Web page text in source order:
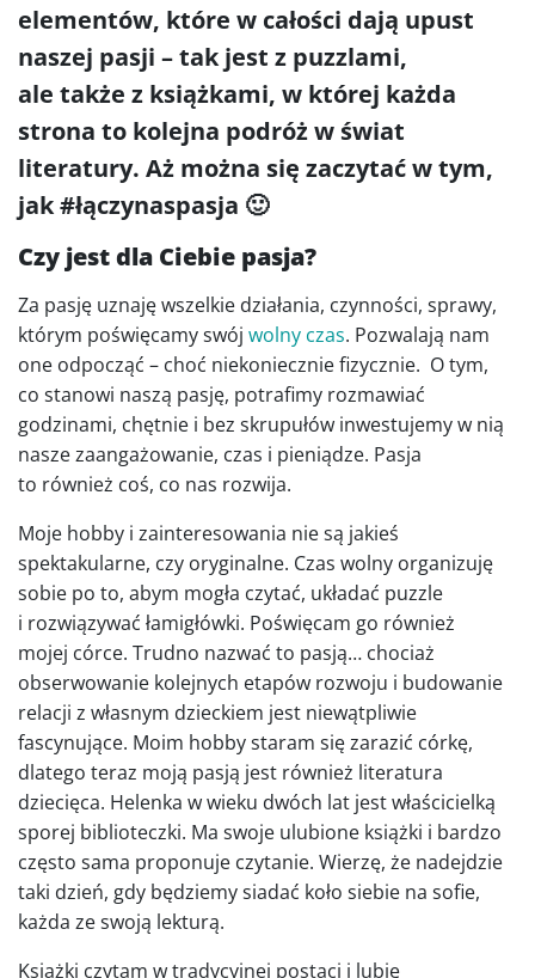
elementów, które w całości dają upust
naszej pasji – tak jest z puzzlami,
ale także z książkami, w której każda
strona to kolejna podróż w świat
literatury. Aż można się zaczytać w tym,
jak #łączynaspasja 🙂
Czy jest dla Ciebie pasja?
Za pasję uznaję wszelkie działania, czynności, sprawy,
którym poświęcamy swój wolny czas. Pozwalają nam
one odpocząć – choć niekoniecznie fizycznie. O tym,
co stanowi naszą pasję, potrafimy rozmawiać
godzinami, chętnie i bez skrupułów inwestujemy w nią
nasze zaangażowanie, czas i pieniądze. Pasja
to również coś, co nas rozwija.
Moje hobby i zainteresowania nie są jakieś
spektakularne, czy oryginalne. Czas wolny organizuję
sobie po to, abym mogła czytać, układać puzzle
i rozwiązywać łamigłówki. Poświęcam go również
mojej córce. Trudno nazwać to pasją… chociaż
obserwowanie kolejnych etapów rozwoju i budowanie
relacji z własnym dzieckiem jest niewątpliwie
fascynujące. Moim hobby staram się zarazić córkę,
dlatego teraz moją pasją jest również literatura
dziecięca. Helenka w wieku dwóch lat jest właścicielką
sporej biblioteczki. Ma swoje ulubione książki i bardzo
często sama proponuje czytanie. Wierzę, że nadejdzie
taki dzień, gdy będziemy siadać koło siebie na sofie,
każda ze swoją lekturą.
Książki czytam w tradycyjnej postaci i lubię